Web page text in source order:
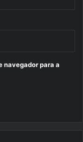
navegador para a